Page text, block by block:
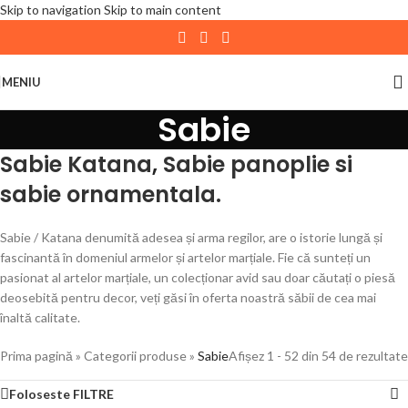
Skip to navigation Skip to main content
| 📦 Program livrari|In perioada11 August - 18
August,
expediate. Va multumim pentru intelegere!
MENIU
Sabie
Sabie Katana, Sabie panoplie si
sabie ornamentala.
Sabie / Katana denumită adesea și arma regilor, are o istorie lungă și
fascinantă în domeniul armelor și artelor marțiale. Fie că sunteți un
pasionat al artelor marțiale, un colecționar avid sau doar căutați o piesă
deosebită pentru decor, veți găsi în oferta noastră săbii de cea mai
înaltă calitate.
Prima pagină » Categorii produse» SabieAfișez 1 - 52 din 54 de rezultate
Foloseste FILTRE